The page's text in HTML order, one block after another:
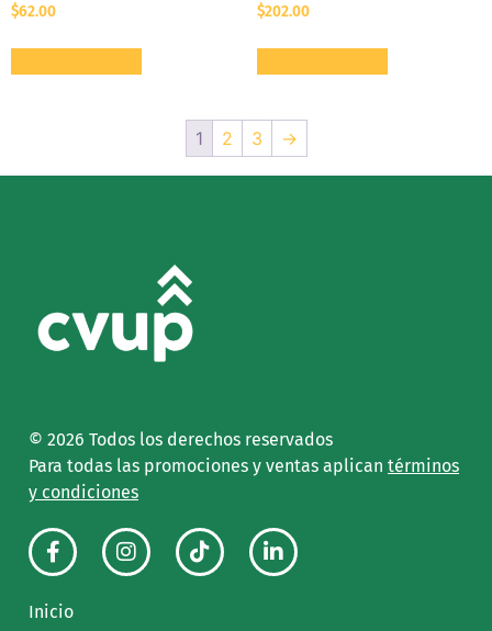
$62.00 $202.00
1 2 3 →
© 2026 Todos los derechos reservados
Para todas las promociones y ventas aplican términos
y condiciones
Inicio